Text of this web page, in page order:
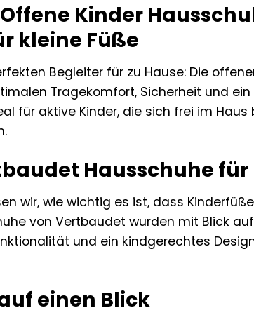
Kinder
kleine Füße
Begleiter für zu Hause: Die
Tragekomfort, Sicherheit und
für aktive Kinder, die sich frei im
Hausschuhe für
wir, wie wichtig es ist, dass
von Vertbaudet wurden mit Blick
und ein kindgerechtes
einen Blick